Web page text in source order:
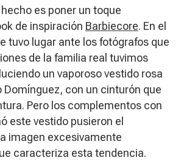
es poner un toque
de inspiración Barbiecore. En el
tuvo lugar ante los fotógrafos que
de la familia real tuvimos
un vaporoso vestido rosa
Domínguez, con un cinturón que
Pero los complementos con
este vestido pusieron el
imagen excesivamente
caracteriza esta tendencia.